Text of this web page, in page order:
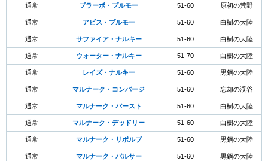
通常 ブラーボ・プルモー 51-60 原初の荒野
通常 アビス・プルモー 51-60 白樹の大陸
通常 サファイア・ナルキー 51-60 白樹の大陸
通常 ウォーター・ナルキー 51-70 白樹の大陸
通常 レイズ・ナルキー 51-60 黒鋼の大陸
通常 マルナーク・コンバージ 51-60 忘却の渓谷
通常 マルナーク・バースト 51-60 白樹の大陸
通常 マルナーク・デッドリー 51-60 白樹の大陸
通常 マルナーク・リボルブ 51-60 黒鋼の大陸
通常 マルナーク・パルサー 51-60 黒鋼の大陸